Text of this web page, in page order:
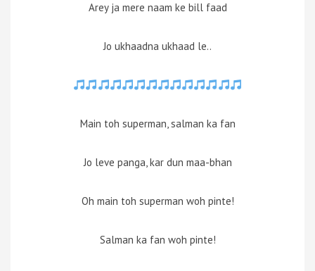
Arey ja mere naam ke bill faad
Jo ukhaadna ukhaad le..
Main toh superman, salman ka fan
Jo leve panga, kar dun maa-bhan
Oh main toh superman woh pinte!
Salman ka fan woh pinte!